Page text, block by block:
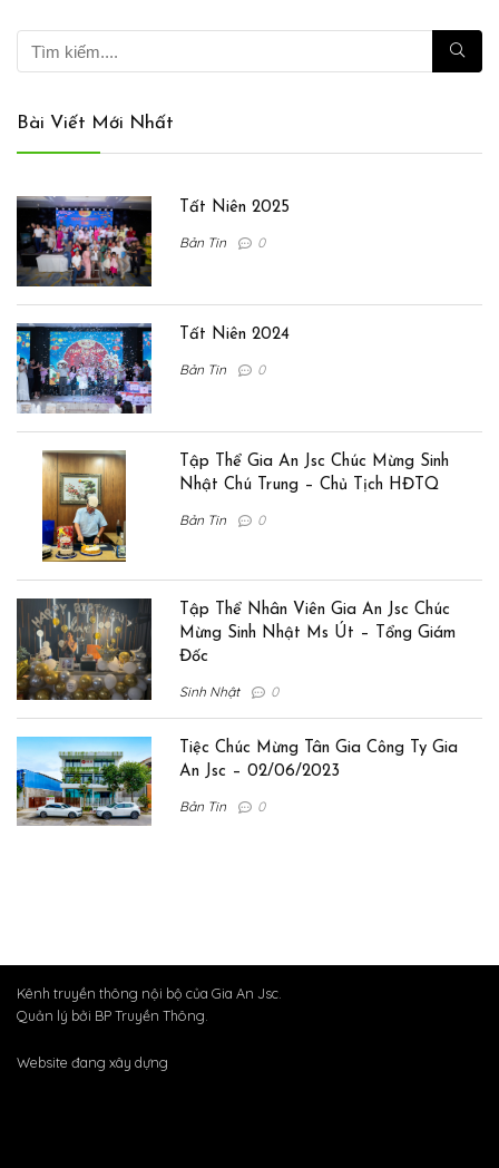
Bài Viết Mới Nhất
Tất Niên 2025
Bản Tin 0
Tất Niên 2024
Bản Tin 0
Tập Thể Gia An Jsc Chúc Mừng Sinh
Nhật Chú Trung – Chủ Tịch HĐTQ
Bản Tin 0
Tập Thể Nhân Viên Gia An Jsc Chúc
Mừng Sinh Nhật Ms Út – Tổng Giám
Đốc
Sinh Nhật 0
Tiệc Chúc Mừng Tân Gia Công Ty Gia
An Jsc – 02/06/2023
Bản Tin 0
Kênh truyền thông nội bộ của Gia An Jsc.
Quản lý bởi BP Truyền Thông.
Website đang xây dựng